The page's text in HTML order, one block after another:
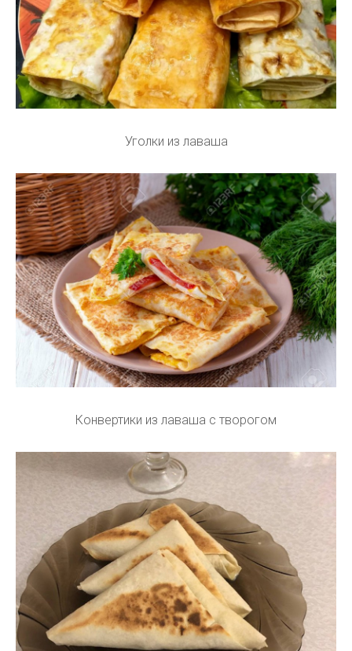
Уголки из лаваша
Конвертики из лаваша с творогом